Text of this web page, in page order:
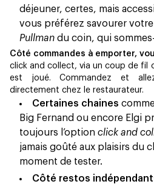
déjeuner, certes, mais
vous préférez savourer
Pullman du coin, qui
Côté commandes à emporter,
click and collect, via un coup de fil
est joué. Commandez et
directement chez le restaurateur.
Certaines chaines
Big Fernand ou encore Elgi
toujours l’option click and
jamais goûté aux plaisirs du
moment de tester.
Côté restos